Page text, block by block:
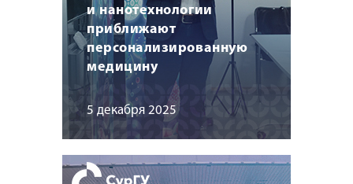
и нанотехнологии
приближают
персонализированную
медицину
5 декабря 2025